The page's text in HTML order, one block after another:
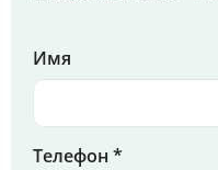
Имя
Телефон *